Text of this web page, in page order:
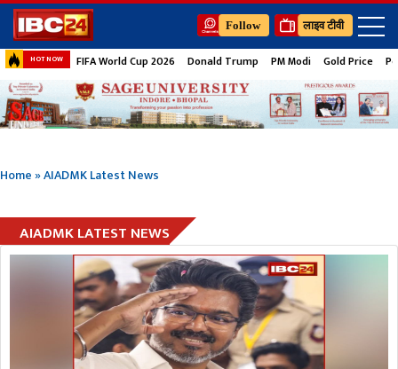
Follow लाइव टीवी
HOT NOW FIFA World Cup 2026 Donald Trump PM Modi Gold Price
Home»AIADMK Latest News
AIADMK LATEST NEWS